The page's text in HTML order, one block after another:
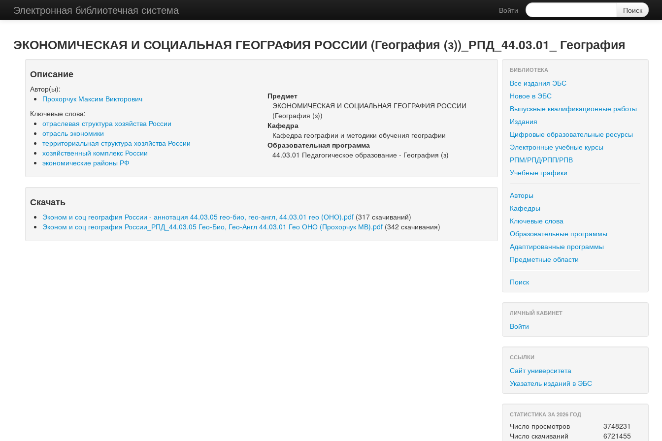
Электронная библиотечная система Войти
ЭКОНОМИЧЕСКАЯ И СОЦИАЛЬНАЯ ГЕОГРАФИЯ РОССИИ (География (з))_РПД_44.03.01_ География
Описание
Автор(ы):
Прохорчук Максим Викторович
Ключевые слова:
отраслевая структура хозяйства России
отрасль экономики
территориальная структура хозяйства России
хозяйственный комплекс России
экономические районы РФ
Предмет
ЭКОНОМИЧЕСКАЯ И СОЦИАЛЬНАЯ ГЕОГРАФИЯ РОССИИ
(География (з))
Кафедра
Кафедра географии и методики обучения географии
Образовательная программа
44.03.01 Педагогическое образование - География (з)
Скачать
Эконом и соц география России - аннотация 44.03.05 гео-био, гео-англ, 44.03.01 гео (ОНО).pdf (317 скачиваний)
Эконом и соц география России_РПД_44.03.05 Гео-Био, Гео-Англ 44.03.01 Гео ОНО (Прохорчук МВ).pdf (342 скачивания)
БИБЛИОТЕКА
Все издания ЭБС
Новое в ЭБС
Выпускные квалификационные работы
Издания
Цифровые образовательные ресурсы
Электронные учебные курсы
РПМ/РПД/РПП/РПВ
Учебные графики
Авторы
Кафедры
Ключевые слова
Образовательные программы
Адаптированные программы
Предметные области
Поиск
ЛИЧНЫЙ КАБИНЕТ
Войти
ССЫЛКИ
Сайт университета
Указатель изданий в ЭБС
СТАТИСТИКА ЗА 2026 ГОД
Число просмотров
3748231
Число скачиваний
6721455